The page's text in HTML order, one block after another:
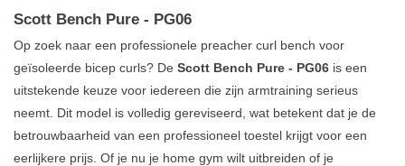
Scott Bench Pure - PG06
Op zoek naar een professionele preacher curl bench voor
geïsoleerde bicep curls? De Scott Bench Pure - PG06 is een
uitstekende keuze voor iedereen die zijn armtraining serieus
neemt. Dit model is volledig gereviseerd, wat betekent dat je de
betrouwbaarheid van een professioneel toestel krijgt voor een
eerlijkere prijs. Of je nu je home gym wilt uitbreiden of je